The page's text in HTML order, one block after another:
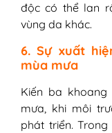
độc có thể lan
vùng da khác.
6. Sự xuất
mùa mưa
Kiến ba
mưa, khi môi
phát triển.